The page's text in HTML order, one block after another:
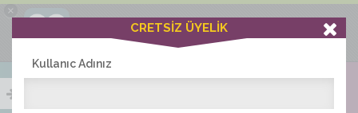
×
Ciddiask Uygulaması
+1 Hafta Gold Üyelik Kazan
Bedava - com.ciddi.ask
İNDİR
CRETSİZ ÜYELİK
Kullanıc Adınız